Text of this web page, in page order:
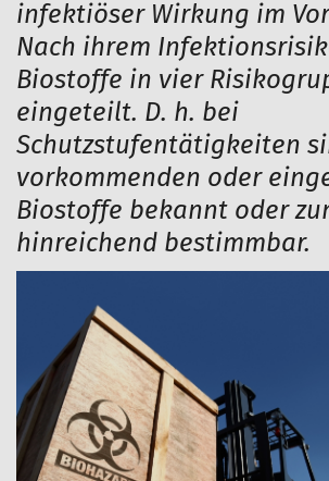
infektiöser Wirkung im
Nach ihrem
Biostoffe in vier
eingeteilt. D. h. bei
Schutzstufentätigkeiten
vorkommenden oder
Biostoffe bekannt oder
hinreichend bestimmbar.